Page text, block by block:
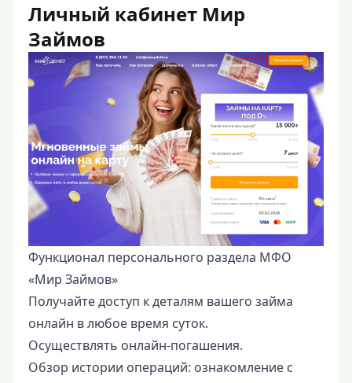
Личный кабинет Мир
Займов
Функционал персонального раздела МФО
«Мир Займов»
Получайте доступ к деталям вашего займа
онлайн в любое время суток.
Осуществлять онлайн-погашения.
Обзор истории операций: ознакомление с